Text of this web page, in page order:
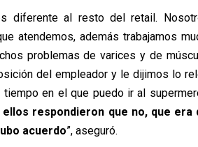
diferente al resto del retail.
atendemos, además trabajamos
problemas de varices y de
del empleador y le dijimos lo
en el que puedo ir al
ellos respondieron que no, que
acuerdo”, aseguró.